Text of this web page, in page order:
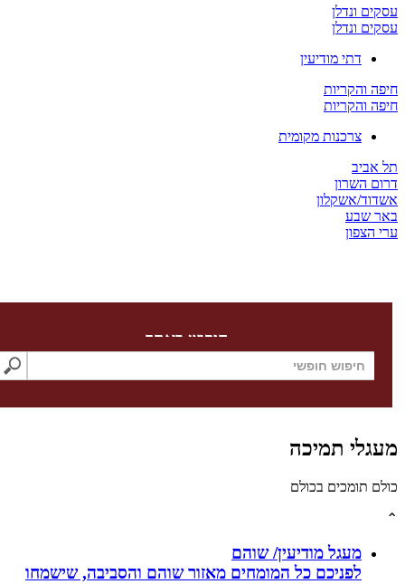
ונדלן
ונדלן
דתי מודיעין
צרכנות מקומית
אשקלון
חיפוש באתר
תמיכה
בכולם
מעגל מודיעין/ שוהם
לפניכם כל המומחים מאזור שוהם והסביבה, שישמחו